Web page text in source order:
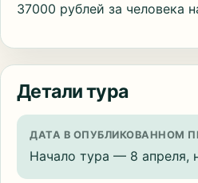
37000 рублей за человека
Детали тура
ДАТА В ОПУБЛИКОВАННОМ
Начало тура — 8 апреля,